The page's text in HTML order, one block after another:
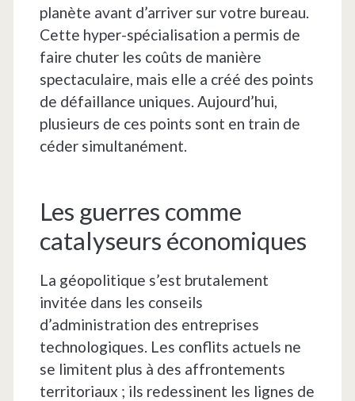
planète avant d’arriver sur votre bureau.
Cette hyper-spécialisation a permis de
faire chuter les coûts de manière
spectaculaire, mais elle a créé des points
de défaillance uniques. Aujourd’hui,
plusieurs de ces points sont en train de
céder simultanément.
Les guerres comme
catalyseurs économiques
La géopolitique s’est brutalement
invitée dans les conseils
d’administration des entreprises
technologiques. Les conflits actuels ne
se limitent plus à des affrontements
territoriaux ; ils redessinent les lignes de